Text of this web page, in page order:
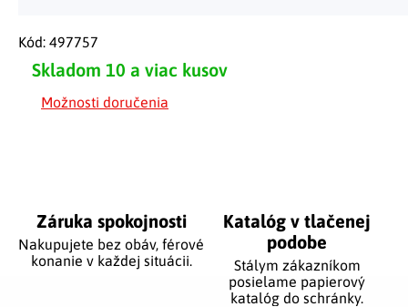
Skladom 10 a viac kusov
Možnosti doručenia
Kód: 497757
Záruka spokojnosti
Nakupujete bez obáv, férové
​​konanie v každej situácii.
Katalóg v tlačenej
podobe
Stálym zákazníkom
posielame papierový
katalóg do schránky.